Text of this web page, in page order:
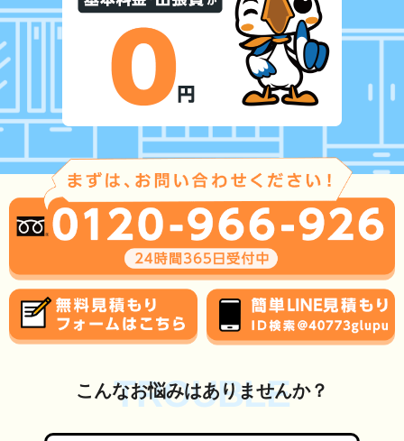
TROUBLE
こんなお悩みはありませんか？